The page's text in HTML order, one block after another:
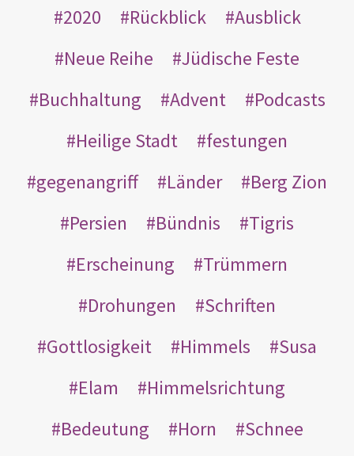
2020
Rückblick
Ausblick
Neue Reihe
Jüdische Feste
Buchhaltung
Advent
Podcasts
Heilige Stadt
festungen
gegenangriff
Länder
Berg Zion
Persien
Bündnis
Tigris
Erscheinung
Trümmern
Drohungen
Schriften
Gottlosigkeit
Himmels
Susa
Elam
Himmelsrichtung
Bedeutung
Horn
Schnee